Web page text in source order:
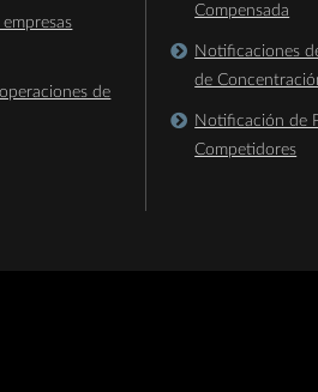
de
Compensada
Notificaciones
de
Notificación de
Competidores